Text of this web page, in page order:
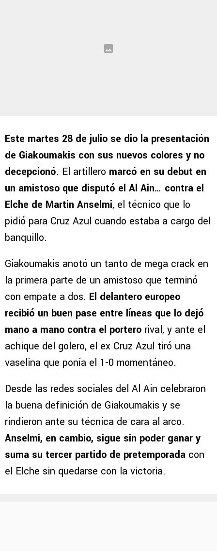
Este martes 28 de julio se dio la presentación
de Giakoumakis con sus nuevos colores y no
decepcionó. El artillero marcó en su debut en
un amistoso que disputó el Al Ain… contra el
Elche de Martin Anselmi, el técnico que lo
pidió para Cruz Azul cuando estaba a cargo del
banquillo.
Giakoumakis anotó un tanto de mega crack en
la primera parte de un amistoso que terminó
con empate a dos. El delantero europeo
recibió un buen pase entre líneas que lo dejó
mano a mano contra el portero rival, y ante el
achique del golero, el ex Cruz Azul tiró una
vaselina que ponía el 1-0 momentáneo.
Desde las redes sociales del Al Ain celebraron
la buena definición de Giakoumakis y se
rindieron ante su técnica de cara al arco.
Anselmi, en cambio, sigue sin poder ganar y
suma su tercer partido de pretemporada con
el Elche sin quedarse con la victoria.